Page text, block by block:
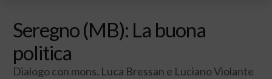
Seregno (MB): La buona
politica
Dialogo con mons. Luca Bressan e Luciano Violante